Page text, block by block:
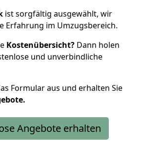
ist sorgfältig ausgewählt, wir
Erfahrung im Umzugsbereich.
Kostenübersicht? Dann holen
und unverbindliche
Formular aus und erhalten Sie
Angebote erhalten